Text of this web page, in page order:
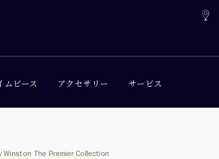
ムピース アクセサリー サービス
Winston The Premier Collection